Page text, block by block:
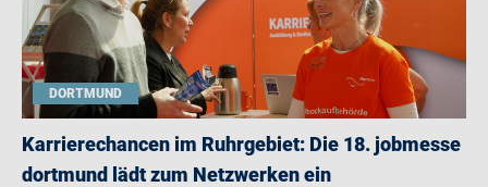
DORTMUND
Karrierechancen im Ruhrgebiet: Die 18. jobmesse
dortmund lädt zum Netzwerken ein